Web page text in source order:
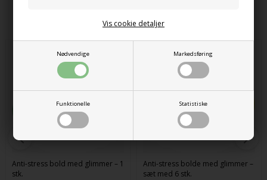
Nødvendige Markedsføring
Funktionelle Statistiske
Vis cookie detaljer
Alternative produkter
Anti-stress bold med glimmer – 1
stk.
Anti-stress bolde med glimmer –
sæt med 6 stk.